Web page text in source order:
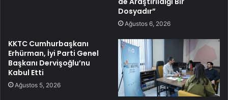
Dosyadır”
Ağustos 6, 2026
KKTC Cumhurbaşkanı
Erhürman, İyi Parti Genel
Başkanı Dervişoğlu’nu
Kabul Etti
Ağustos 5, 2026